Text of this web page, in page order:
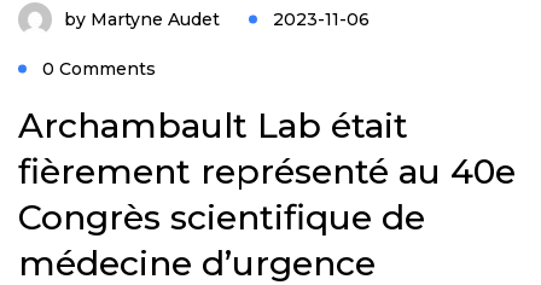
by Martyne Audet 2023-11-06
0 Comments
Archambault Lab était
fièrement représenté au 40e
Congrès scientifique de
médecine d’urgence